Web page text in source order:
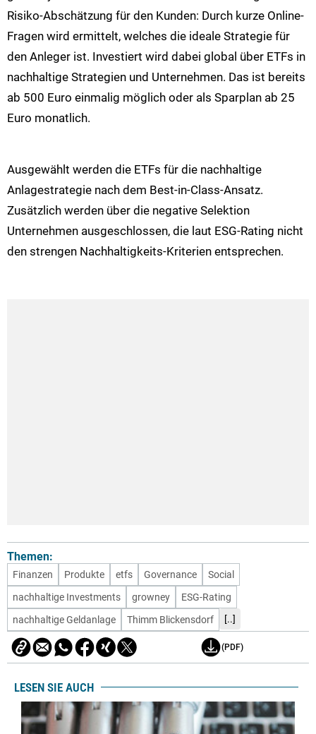
Risiko-Abschätzung für den Kunden: Durch kurze Online-
Fragen wird ermittelt, welches die ideale Strategie für
den Anleger ist. Investiert wird dabei global über ETFs in
nachhaltige Strategien und Unternehmen. Das ist bereits
ab 500 Euro einmalig möglich oder als Sparplan ab 25
Euro monatlich.
Ausgewählt werden die ETFs für die nachhaltige
Anlagestrategie nach dem Best-in-Class-Ansatz.
Zusätzlich werden über die negative Selektion
Unternehmen ausgeschlossen, die laut ESG-Rating nicht
den strengen Nachhaltigkeits-Kriterien entsprechen.
Themen:
Finanzen Produkte etfs Governance
Social
nachhaltige Investments
growney
ESG-Rating
nachhaltige Geldanlage
Thimm Blickensdorf [..]
(PDF)
LESEN SIE AUCH